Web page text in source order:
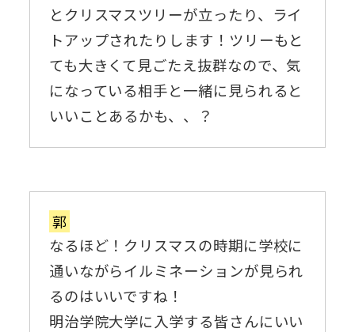
とクリスマスツリーが立ったり、ライ
トアップされたりします！ツリーもと
ても大きくて見ごたえ抜群なので、気
になっている相手と一緒に見られると
いいことあるかも、、？
郭
なるほど！クリスマスの時期に学校に
通いながらイルミネーションが見られ
るのはいいですね！
明治学院大学に入学する皆さんにいい